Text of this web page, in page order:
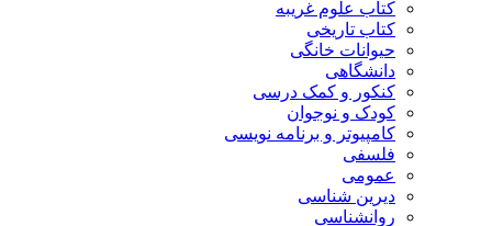
کتاب علوم غریبه
کتاب تاریخی
حیوانات خانگی
دانشگاهی
کنکور و کمک‌ درسی
کودک و نوجوان
کامپیوتر و برنامه نویسی
فلسفی
عمومی
دیرین شناسی
روانشناسی